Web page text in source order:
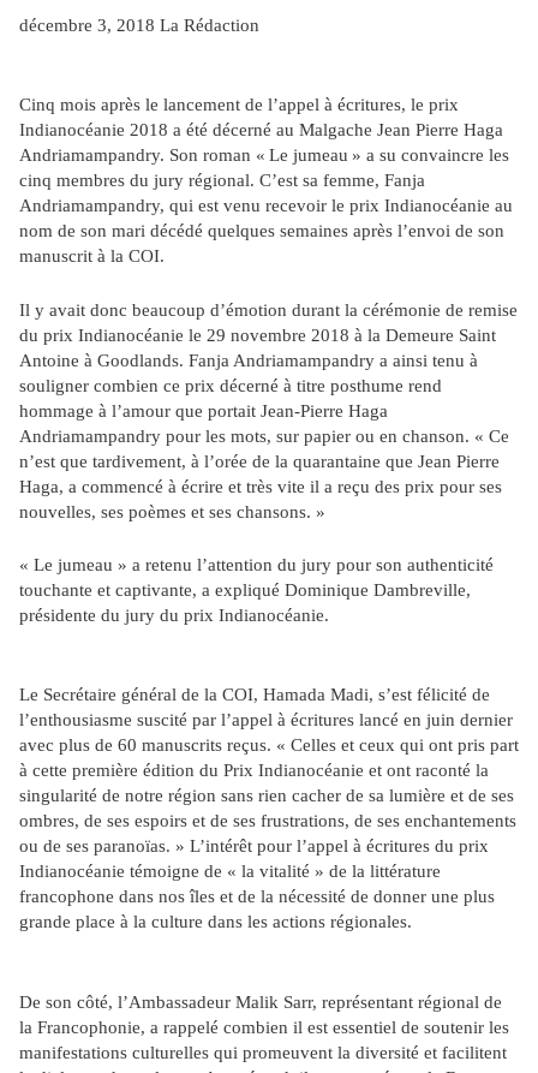
décembre 3, 2018 La Rédaction
Cinq mois après le lancement de l’appel à écritures, le prix
Indianocéanie 2018 a été décerné au Malgache Jean Pierre Haga
Andriamampandry. Son roman « Le jumeau » a su convaincre les
cinq membres du jury régional. C’est sa femme, Fanja
Andriamampandry, qui est venu recevoir le prix Indianocéanie au
nom de son mari décédé quelques semaines après l’envoi de son
manuscrit à la COI.
Il y avait donc beaucoup d’émotion durant la cérémonie de remise
du prix Indianocéanie le 29 novembre 2018 à la Demeure Saint
Antoine à Goodlands. Fanja Andriamampandry a ainsi tenu à
souligner combien ce prix décerné à titre posthume rend
hommage à l’amour que portait Jean-Pierre Haga
Andriamampandry pour les mots, sur papier ou en chanson. « Ce
n’est que tardivement, à l’orée de la quarantaine que Jean Pierre
Haga, a commencé à écrire et très vite il a reçu des prix pour ses
nouvelles, ses poèmes et ses chansons. »
« Le jumeau » a retenu l’attention du jury pour son authenticité
touchante et captivante, a expliqué Dominique Dambreville,
présidente du jury du prix Indianocéanie.
Le Secrétaire général de la COI, Hamada Madi, s’est félicité de
l’enthousiasme suscité par l’appel à écritures lancé en juin dernier
avec plus de 60 manuscrits reçus. « Celles et ceux qui ont pris part
à cette première édition du Prix Indianocéanie et ont raconté la
singularité de notre région sans rien cacher de sa lumière et de ses
ombres, de ses espoirs et de ses frustrations, de ses enchantements
ou de ses paranoïas. » L’intérêt pour l’appel à écritures du prix
Indianocéanie témoigne de « la vitalité » de la littérature
francophone dans nos îles et de la nécessité de donner une plus
grande place à la culture dans les actions régionales.
De son côté, l’Ambassadeur Malik Sarr, représentant régional de
la Francophonie, a rappelé combien il est essentiel de soutenir les
manifestations culturelles qui promeuvent la diversité et facilitent